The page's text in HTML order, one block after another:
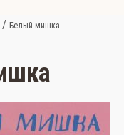
/ Белый мишка